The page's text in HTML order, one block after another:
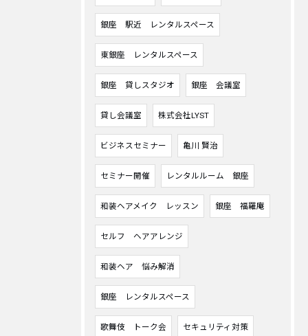
銀座 駅近 レンタルスペース
東銀座 レンタルスペース
銀座 貸しスタジオ 銀座 会議室
貸し会議室 株式会社LYST
ビジネスセミナー 亀川 賢治
セミナー開催 レンタルルーム 銀座
和装ヘアメイク レッスン 銀座 福羅庵
セルフ ヘアアレンジ
和装ヘア 悩み解消
銀座 レンタルスペース
歌舞伎 トーク会 セキュリティ対策